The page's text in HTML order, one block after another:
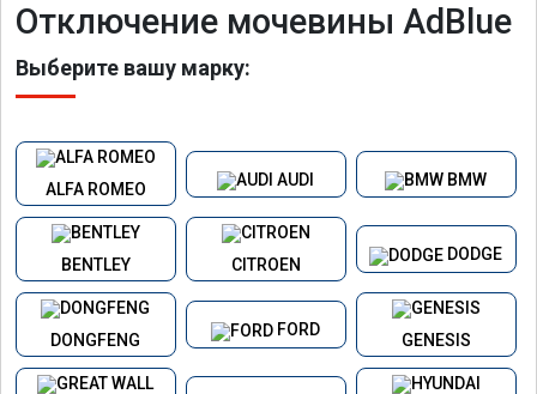
Отключение мочевины AdBlue
Выберите вашу марку:
ALFA ROMEO
AUDI BMW
BENTLEY CITROEN
DODGE
DONGFENG
FORD
GENESIS